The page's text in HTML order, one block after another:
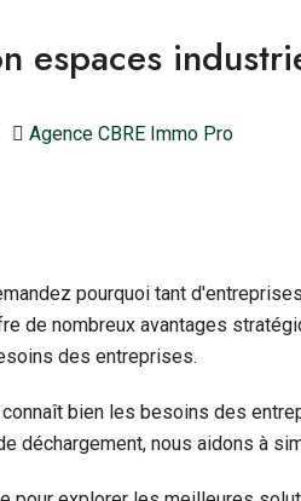
espaces
Agence CBRE Immo Pro
pourquoi tant
de nombreux avantages
des entreprises.
bien les besoins des
déchargement, nous aidons à